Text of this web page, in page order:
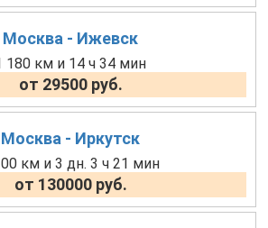
Москва - Ижевск
180 км и 14 ч 34 мин
от 29500 руб.
Москва - Иркутск
км и 3 дн. 3 ч 21 мин
от 130000 руб.